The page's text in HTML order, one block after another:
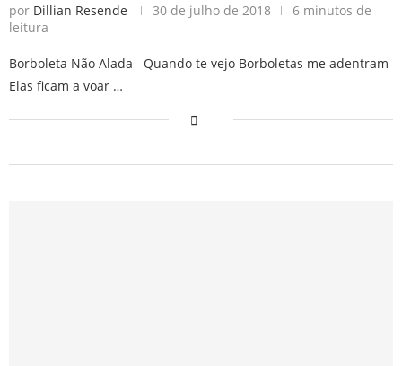
por Dillian Resende 30 de julho de 2018
6 minutos de
leitura
Borboleta Não Alada Quando te vejo Borboletas me adentram
Elas ficam a voar …